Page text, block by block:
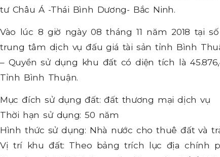
tư Châu Á -Thái Bình Dương- Bắc Ninh.
Vào lúc 8 giờ ngày 08 tháng 11 năm 2018 tại
trung tâm dịch vụ đấu giá tài sản tỉnh Bình
– Quyền sử dụng khu đất có diện tích là
Tỉnh Bình Thuận.
Mục đích sử dụng đất: đất thương mại dịch vụ
Thời hạn sử dụng: 50 năm
Hình thức sử dụng: Nhà nước cho thuê đất và
Vị trí khu đất: Theo bảng trích lục địa chính